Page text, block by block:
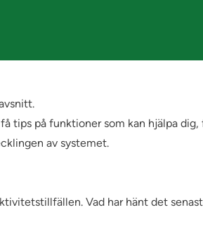
tips på funktioner som kan hjälpa dig,
av systemet.
Vad har hänt det